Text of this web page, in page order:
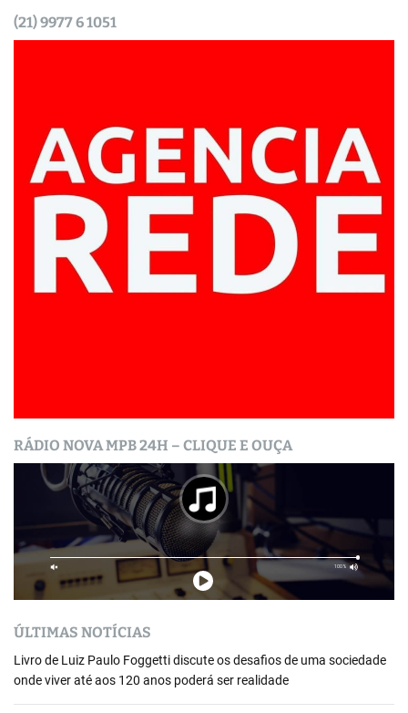
(21) 9977 6 1051
RÁDIO NOVA MPB 24H – CLIQUE E OUÇA
ÚLTIMAS NOTÍCIAS
Livro de Luiz Paulo Foggetti discute os desafios de uma sociedade
onde viver até aos 120 anos poderá ser realidade